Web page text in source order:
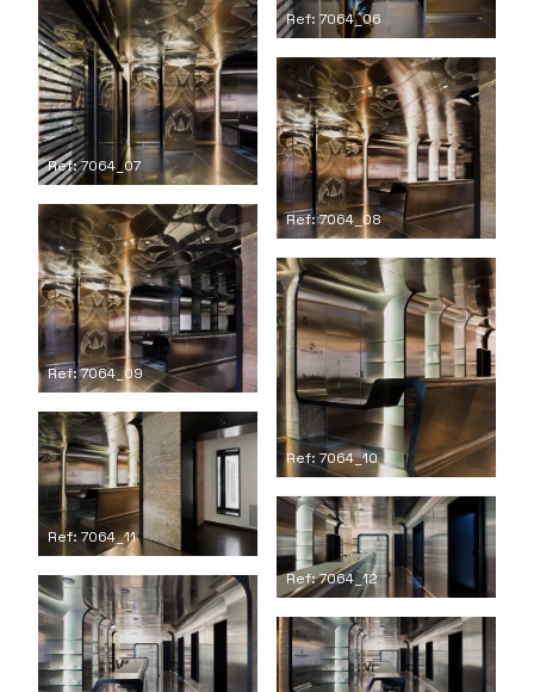
Ref: 7064_06
Ref: 7064_07
Ref: 7064_08
Ref: 7064_09
Ref: 7064_10
Ref: 7064_11
Ref: 7064_12